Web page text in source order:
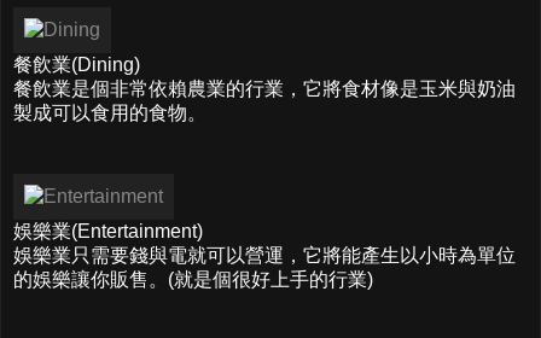
餐飲業(Dining)
餐飲業是個非常依賴農業的行業，它將食材像是玉米與奶油
製成可以食用的食物。
娛樂業(Entertainment)
娛樂業只需要錢與電就可以營運，它將能產生以小時為單位
的娛樂讓你販售。(就是個很好上手的行業)